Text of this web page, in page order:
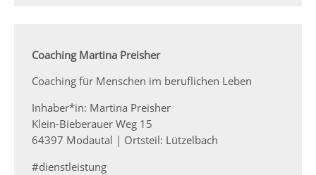
Coaching Martina Preisher
Coaching für Menschen im beruflichen Leben
Inhaber*in: Martina Preisher
Klein-Bieberauer Weg 15
64397 Modautal | Ortsteil: Lützelbach
#dienstleistung